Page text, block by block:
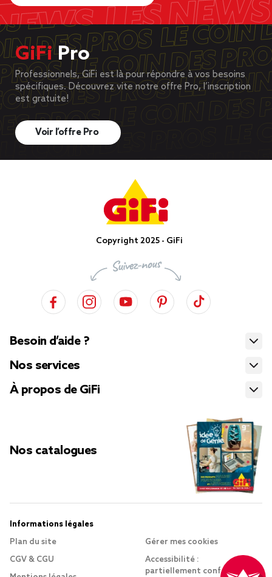
GiFiPro
Professionnels, GiFi est là pour répondre à vos besoins
spécifiques. Découvrez vite notre offre Pro, l’inscription
est gratuite!
Voir l’offre Pro
Copyright 2025 - GiFi
Besoin d’aide ?
Nos services
À propos de GiFi
Nos catalogues
Informations légales
Plan du site
CGV & CGU
Gérer mes cookies
Accessibilité :
partiellement conforme